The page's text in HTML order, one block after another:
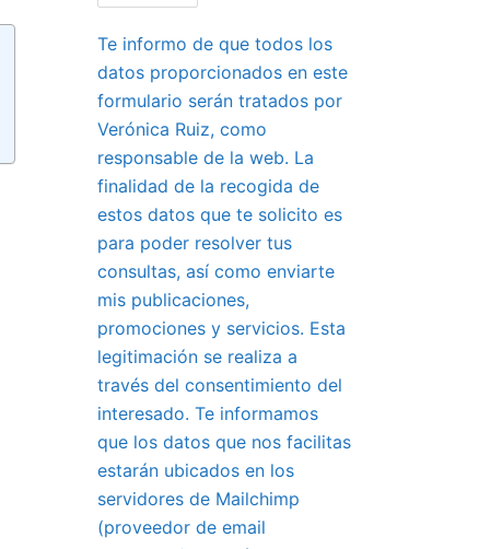
Te informo de que todos los
datos proporcionados en este
formulario serán tratados por
Verónica Ruiz, como
responsable de la web. La
finalidad de la recogida de
estos datos que te solicito es
para poder resolver tus
consultas, así como enviarte
mis publicaciones,
promociones y servicios. Esta
legitimación se realiza a
través del consentimiento del
interesado. Te informamos
que los datos que nos facilitas
estarán ubicados en los
servidores de Mailchimp
(proveedor de email